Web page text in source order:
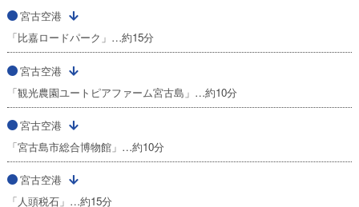
宮古空港
「比嘉ロードパーク」…約15分
宮古空港
「観光農園ユートピアファーム宮古島」…約10分
宮古空港
「宮古島市総合博物館」…約10分
宮古空港
「人頭税石」…約15分